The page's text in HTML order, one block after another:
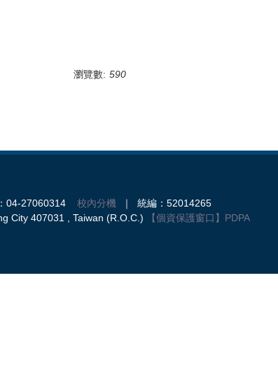
瀏覽數: 590
04-27060314 校內分機 ｜ 統編：52014265
City 407031 , Taiwan (R.O.C.)
【個資保護窗口】 PDPA